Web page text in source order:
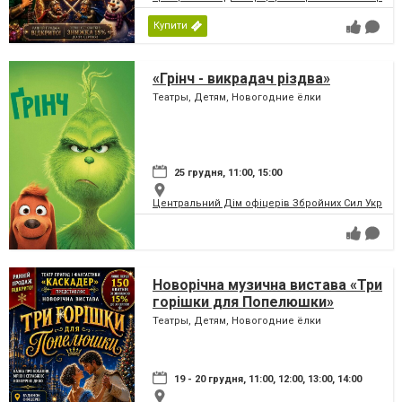
Купити
«Грінч - викрадач різдва»
Театры, Детям, Новогодние ёлки
25 грудня, 11:00, 15:00
Центральний Дім офіцерів Збройних Сил
Новорічна музична вистава «Три
горішки для Попелюшки»
Театры, Детям, Новогодние ёлки
19 - 20 грудня, 11:00, 12:00, 13:00, 14:00